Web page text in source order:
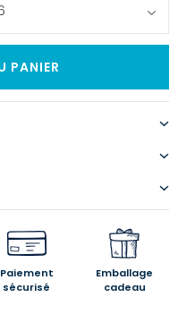
PANIER
Paiement
sécurisé
Emballage
cadeau